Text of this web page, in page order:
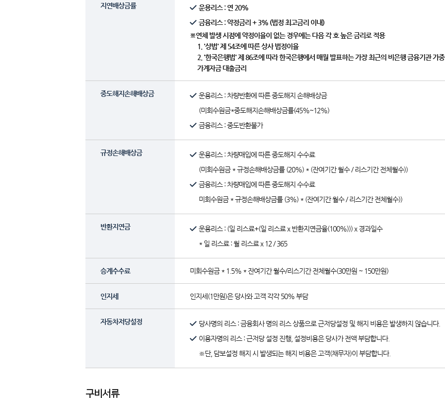
지연배상금률
운용리스 : 연 20%
금융리스 : 약정금리 + 3% (법정 최고금리 이내)
※연체 발생 시점에 약정이율이 없는 경우에는 다음 각 호 높은 금리로 적용
1. '상법' 제 54조에 따른 상사 법정이율
2. '한국은행법' 제 86조에 따라 한국은행에서 매월 발표하는 가장 최근의 비은행 금융기관 가
가계자금 대출금리
중도해지손해배상금
운용리스 : 차량반환에 따른 중도해지 손해배상금
(미회수원금*중도해지손해배상금률(45%~12%)
금융리스 : 중도반환불가
규정손해배상금
운용리스 : 차량매입에 따른 중도해지 수수료
(미회수원금 * 규정손해배상금률 (20%) * (잔여기간 월수 / 리스기간 전체월수))
금융리스 : 차량매입에 따른 중도해지 수수료
미회수원금 * 규정손해배상금률 (3%) * (잔여기간 월수 / 리스기간 전체월수))
반환지연금
운용리스 : (일 리스료+(일 리스료 x 반환지연금율(100%))) x 경과일수
* 일 리스료 : 월 리스료 x 12 / 365
승계수수료 미회수원금 * 1.5% * 잔여기간 월수/리스기간 전체월수(30만원 ~ 150만원)
인지세 인지세(1만원)은 당사와 고객 각각 50% 부담
자동차저당설정
당사명의 리스 : 금융회사 명의 리스 상품으로 근저당설정 및 해지 비용은 발생하지 않습니다.
이용자명의 리스 : 근저당 설정 진행, 설정비용은 당사가 전액 부담합니다.
※단, 담보설정 해지 시 발생되는 해지 비용은 고객(채무자)이 부담합니다.
구비서류